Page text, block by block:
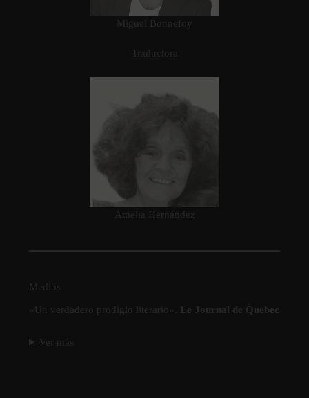
Miguel Bonnefoy
Traductora
Amelia Hernández
Medios
«Un verdadero prodigio literario». Le Journal de Quebec
Ver más